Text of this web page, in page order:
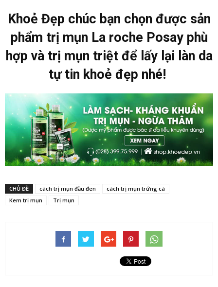
Khoẻ Đẹp chúc bạn chọn được sản
phẩm trị mụn La roche Posay phù
hợp và trị mụn triệt để lấy lại làn da
tự tin khoẻ đẹp nhé!
CHỦ ĐỀ cách trị mụn đầu đen
cách trị mụn trứng cá
Kem trị mụn
Trị mụn